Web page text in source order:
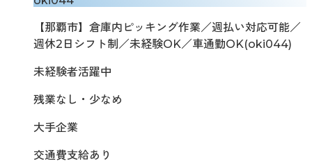
【那覇市】倉庫内ピッキング作業／週払い対応可能／
週休2日シフト制／未経験OK／車通勤OK(oki044)
未経験者活躍中
残業なし・少なめ
大手企業
交通費支給あり